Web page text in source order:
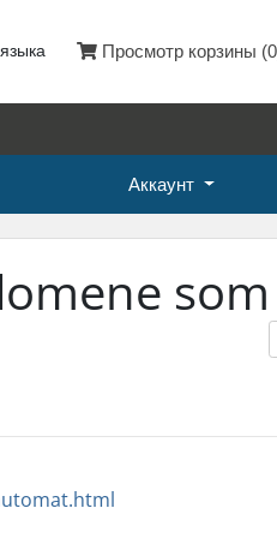
Просмотр корзины (0
Аккаунт
som